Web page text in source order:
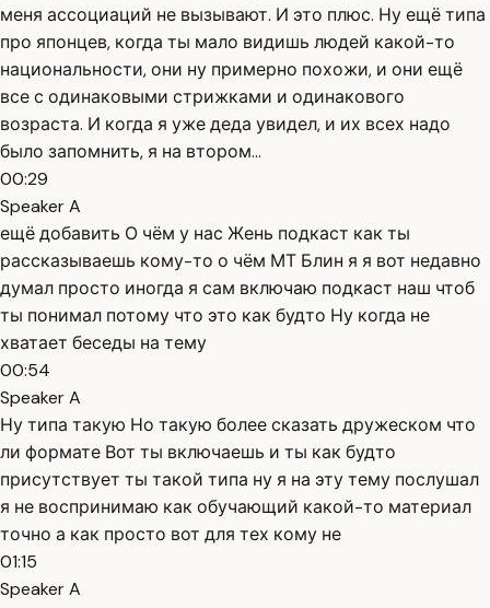
меня ассоциаций не вызывают. И это плюс. Ну ещё типа
про японцев, когда ты мало видишь людей какой-то
национальности, они ну примерно похожи, и они ещё
все с одинаковыми стрижками и одинакового
возраста. И когда я уже деда увидел, и их всех надо
было запомнить, я на втором...
00:29
Speaker A
ещё добавить О чём у нас Жень подкаст как ты
рассказываешь кому-то о чём МТ Блин я я вот недавно
думал просто иногда я сам включаю подкаст наш чтоб
ты понимал потому что это как будто Ну когда не
хватает беседы на тему
00:54
Speaker A
Ну типа такую Но такую более сказать дружеском что
ли формате Вот ты включаешь и ты как будто
присутствует ты такой типа ну я на эту тему послушал
я не воспринимаю как обучающий какой-то материал
точно а как просто вот для тех кому не
01:15
Speaker A